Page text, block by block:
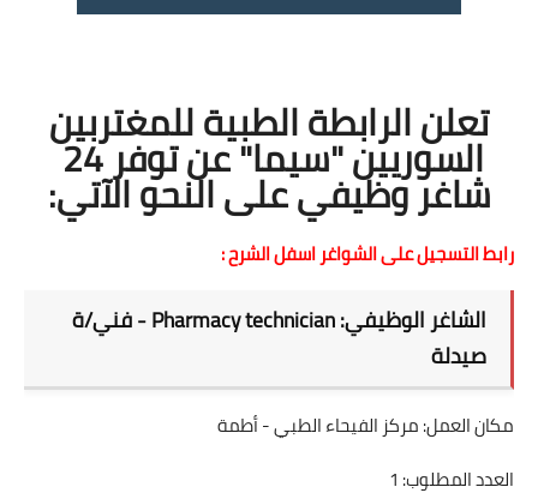
تعلن الرابطة الطبية للمغتربين
السوريين "سيما" عن توفر 24
شاغر وظيفي على النحو الآتي:
رابط التسجيل على الشواغر اسفل الشرح :
الشاغر الوظيفي: Pharmacy technician - فني/ة
صيدلة
مكان العمل: مركز الفيحاء الطبي - أطمة
العدد المطلوب: 1